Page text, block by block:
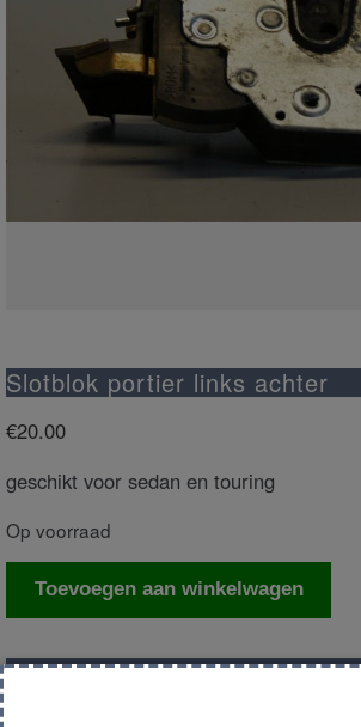
Slotblok portier links achter
€20.00
geschikt voor sedan en touring
Op voorraad
Slotblok
achter
Toevoegen aan winkelwagen